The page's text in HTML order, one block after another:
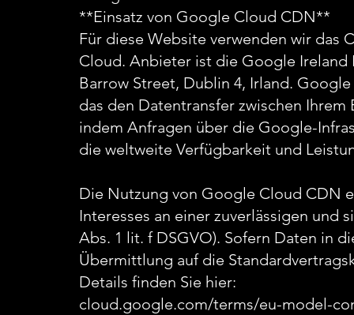
**Einsatz von Google Cloud CDN**
Für diese Website verwenden wir das
Cloud. Anbieter ist die Google
Barrow Street, Dublin 4, Irland.
das den Datentransfer zwischen
indem Anfragen über die Google-
die weltweite Verfügbarkeit und
Die Nutzung von Google Cloud CDN
Interesses an einer zuverlässigen und
Abs. 1 lit. f DSGVO). Sofern Daten in
Übermittlung auf die
Details finden Sie hier:
cloud.google.com/terms/eu-model-